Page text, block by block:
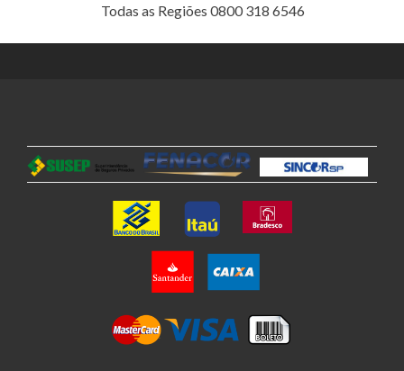
Todas as Regiões 0800 318 6546